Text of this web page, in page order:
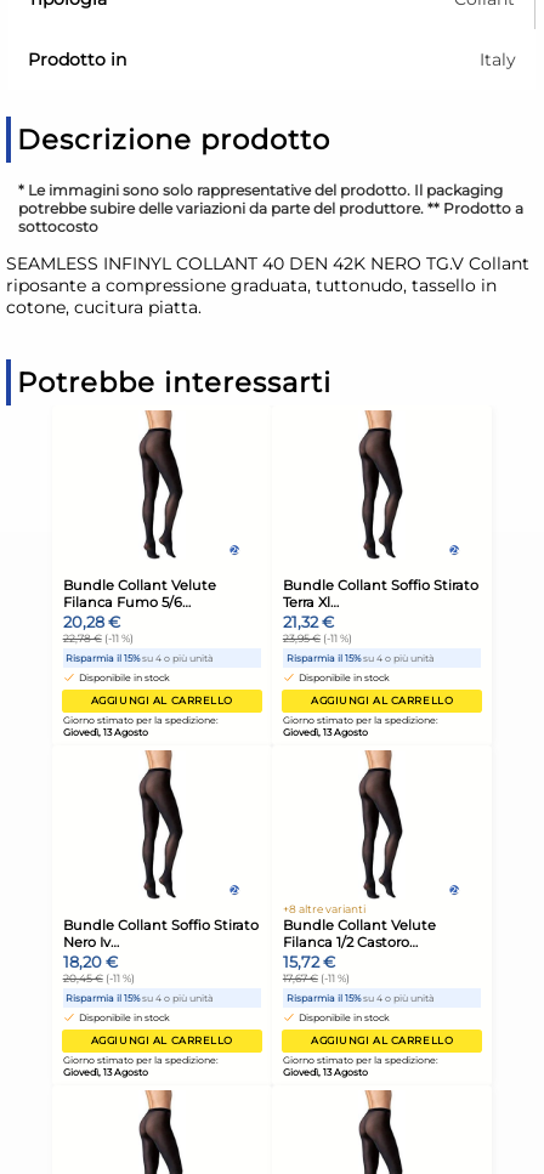
Prodotto in Italy
Descrizione prodotto
* Le immagini sono solo rappresentative del prodotto. Il packaging
potrebbe subire delle variazioni da parte del produttore. ** Prodotto a
sottocosto
SEAMLESS INFINYL COLLANT 40 DEN 42K NERO TG.V Collant
riposante a compressione graduata, tuttonudo, tassello in
cotone, cucitura piatta.
Potrebbe interessarti